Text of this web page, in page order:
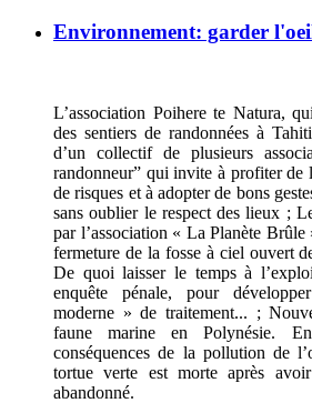
Environnement: garder
L’association Poihere te Natura,
des sentiers de randonnées à
d’un collectif de plusieurs
randonneur” qui invite à profiter de
de risques et à adopter de bons
sans oublier le respect des lieux ;
par l’association « La Planète
fermeture de la fosse à ciel ouvert
De quoi laisser le temps à
enquête pénale, pour
moderne » de traitement... ;
faune marine en Polynésie.
conséquences de la pollution de
tortue verte est morte après
abandonné.